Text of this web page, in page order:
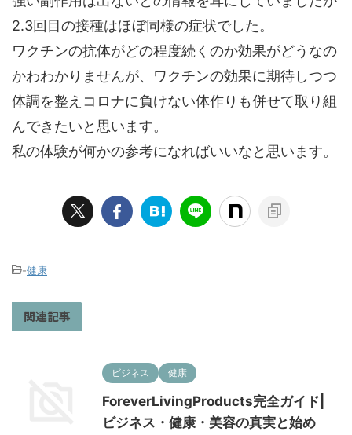
2.3回目の接種はほぼ同様の症状でした。
ワクチンの抗体がどの程度続くのか効果がどうなの
かわわかりませんが、ワクチンの効果に期待しつつ
体調を整えコロナに負けない体作りも併せて取り組
んできたいと思います。
私の体験が何かの参考になればいいなと思います。
-健康
関連記事
ビジネス 健康
ForeverLivingProducts完全ガイド|
ビジネス・健康・美容の真実と始め